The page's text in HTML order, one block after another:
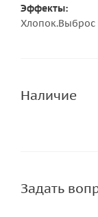
Эффекты:
Хлопок.Выброс
Наличие
Задать